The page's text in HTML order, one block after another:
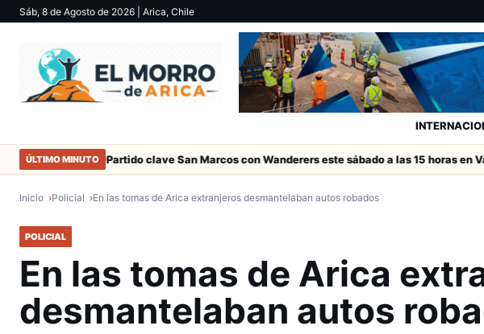
Sáb, 8 de Agosto de 2026 | Arica, Chile
ÚLTIMO MINUTO
Arica Partido clave San Marcos con Wanderers este sábado a las 15 horas en
Inicio Policial En las tomas de Arica extranjeros desmantelaban autos robados
POLICIAL
En las tomas de Arica
desmantelaban autos